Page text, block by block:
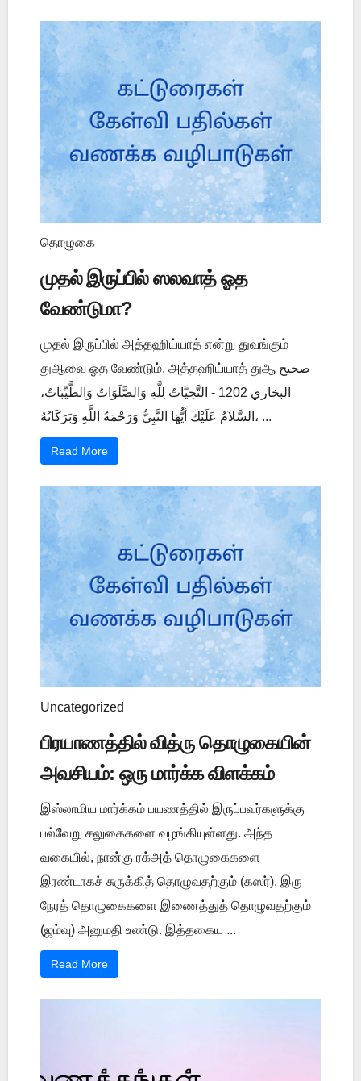
தொழுகை
முதல் இருப்பில் ஸலவாத் ஓத
வேண்டுமா?
முதல் இருப்பில் அத்தஹிய்யாத் என்று துவங்கும்
துஆவை ஓத வேண்டும். அத்தஹிய்யாத் துஆ صحيح
البخاري 1202 - التَّحِيَّاتُ لِلَّهِ وَالصَّلَوَاتُ وَالطَّيِّبَاتُ،
السَّلاَمُ عَلَيْكَ أَيُّهَا النَّبِيُّ وَرَحْمَةُ اللَّهِ وَبَرَكَاتُهُ، ...
Read More
Uncategorized
பிரயாணத்தில் வித்ரு தொழுகையின்
அவசியம்: ஒரு மார்க்க விளக்கம்
இஸ்லாமிய மார்க்கம் பயணத்தில் இருப்பவர்களுக்கு
பல்வேறு சலுகைகளை வழங்கியுள்ளது. அந்த
வகையில், நான்கு ரக்அத் தொழுகைகளை
இரண்டாகச் சுருக்கித் தொழுவதற்கும் (கஸர்), இரு
நேரத் தொழுகைகளை இணைத்துத் தொழுவதற்கும்
(ஜம்வு) அனுமதி உண்டு. இத்தகைய ...
Read More